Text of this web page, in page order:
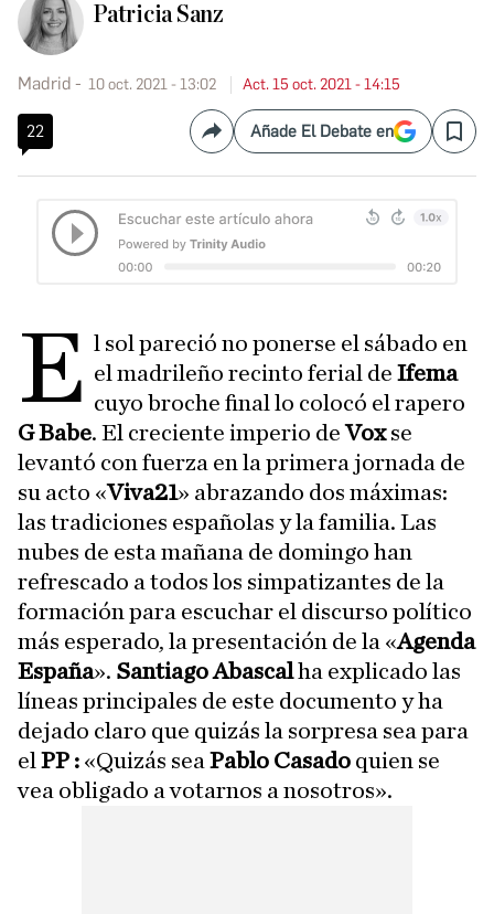
Patricia Sanz
Madrid 10 oct. 2021 - 13:02 Act. 15 oct. 2021 - 14:15
22 CompartirAñade El Debate en Save
E l sol pareció no ponerse el sábado en
el madrileño recinto ferial deIfema
cuyo broche final lo colocó el rapero
G Babe. El creciente imperio deVoxse
levantó con fuerza en la primera jornada de
su acto «Viva21» abrazando dos máximas:
las tradiciones españolas y la familia. Las
nubes de esta mañana de domingo han
refrescado a todos los simpatizantes de la
formación para escuchar el discurso político
más esperado, la presentación de la «Agenda
España». Santiago Abascalha explicado las
líneas principales de este documento y ha
dejado claro que quizás la sorpresa sea para
el PP : «Quizás sea Pablo Casado quien se
vea obligado a votarnos a nosotros».